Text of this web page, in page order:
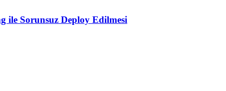
ile Sorunsuz Deploy Edilmesi